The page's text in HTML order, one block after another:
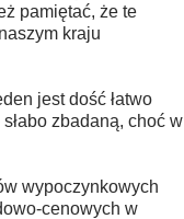
pamiętać, że te
kraju
jest dość łatwo
zbadaną, choć w
wypoczynkowych
cenowych w